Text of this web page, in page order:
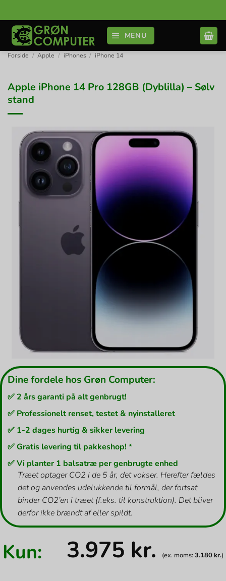
til
indhold
MENU
Forside / Apple / iPhones / iPhone 14
Apple iPhone 14 Pro 128GB (Dyblilla) – Sølv
stand
Dine fordele hos Grøn Computer:
✅ 2 års garanti på alt genbrugt!
✅ Professionelt renset, testet & nyinstalleret
✅ 1-2 dages hurtig & sikker levering
✅ Gratis levering til pakkeshop! *
✅ Vi planter 1 balsatræ per genbrugte enhed
Træet optager CO2 i de 5 år, det vokser. Herefter fældes
det og anvendes udelukkende til formål, der fortsat
binder CO2’en i træet (f.eks. til konstruktion). Det bliver
derfor ikke brændt af eller spildt.
Kun: 3.975 kr. (ex. moms:3.180 kr.)